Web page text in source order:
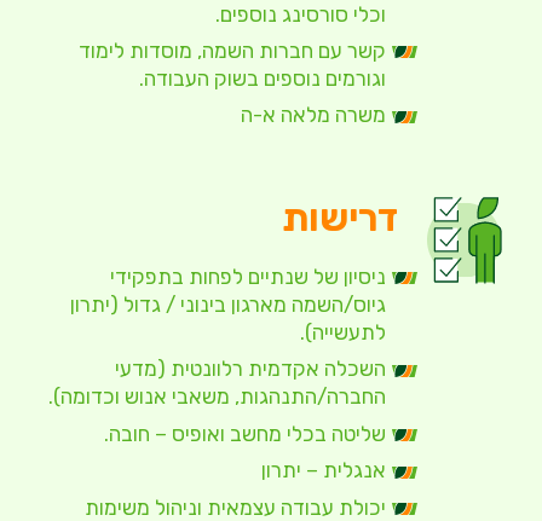
וכלי סורסינג נוספים.
קשר עם חברות השמה, מוסדות לימוד
וגורמים נוספים בשוק העבודה.
משרה מלאה א-ה
דרישות
ניסיון של שנתיים לפחות בתפקידי
גיוס/השמה מארגון בינוני / גדול (יתרון
לתעשייה).
השכלה אקדמית רלוונטית (מדעי
החברה/התנהגות, משאבי אנוש וכדומה).
שליטה בכלי מחשב ואופיס – חובה.
אנגלית – יתרון
יכולת עבודה עצמאית וניהול משימות